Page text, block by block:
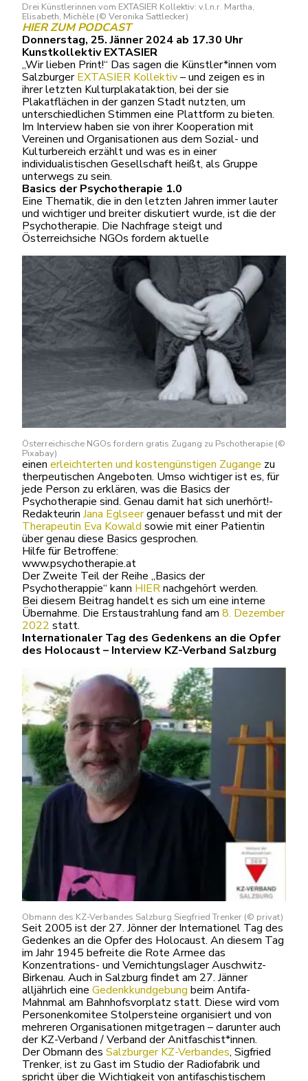
Drei Künstlerinnen vom EXTASIER Kollektiv: v.l.n.r. Martha,
Elisabeth, Michèle (© Veronika Sattlecker)
HIER ZUM PODCAST
Donnerstag, 25. Jänner 2024 ab 17.30 Uhr
Kunstkollektiv EXTASIER
„Wir lieben Print!“ Das sagen die Künstler*innen vom
SalzburgerEXTASIER Kollektiv– und zeigen es in
ihrer letzten Kulturplakataktion, bei der sie
Plakatflächen in der ganzen Stadt nutzten, um
unterschiedlichen Stimmen eine Plattform zu bieten.
Im Interview haben sie von ihrer Kooperation mit
Vereinen und Organisationen aus dem Sozial- und
Kulturbereich erzählt und was es in einer
individualistischen Gesellschaft heißt, als Gruppe
unterwegs zu sein.
Basics der Psychotherapie 1.0
Eine Thematik, die in den letzten Jahren immer lauter
und wichtiger und breiter diskutiert wurde, ist die der
Psychotherapie. Die Nachfrage steigt und
Österreichsiche NGOs fordern aktuelle
Österreichische NGOs fordern gratis Zugang zu Pschotherapie (©
Pixabay)
einen erleichterten und kostengünstigen Zugange zu
therpeutischen Angeboten. Umso wichtiger ist es, für
jede Person zu erklären, was die Basics der
Psychotherapie sind. Genau damit hat sich unerhört!-
Redakteurin Jana Eglseergenauer befasst und mit der
Therapeutin Eva Kowald sowie mit einer Patientin
über genau diese Basics gesprochen.
Hilfe für Betroffene:
www.psychotherapie.at
Der Zweite Teil der Reihe „Basics der
Psychotherappie“ kann HIERnachgehört werden.
Bei diesem Beitrag handelt es sich um eine interne
Übernahme. Die Erstaustrahlung fand am 8. Dezember
2022 statt.
Internationaler Tag des Gedenkens an die Opfer
des Holocaust – Interview KZ-Verband Salzburg
Obmann des KZ-Verbandes Salzburg Siegfried Trenker (© privat)
Seit 2005 ist der 27. Jönner der Internationel Tag des
Gedenkes an die Opfer des Holocaust. An diesem Tag
im Jahr 1945 befreite die Rote Armee das
Konzentrations- und Vernichtungslager Auschwitz-
Birkenau. Auch in Salzburg findet am 27. Jänner
alljährlich eine Gedenkkundgebung beim Antifa-
Mahnmal am Bahnhofsvorplatz statt. Diese wird vom
Personenkomitee Stolpersteine organisiert und von
mehreren Organisationen mitgetragen – darunter auch
der KZ-Verband / Verband der Anitfaschist*innen.
Der Obmann des Salzburger KZ-Verbandes, Sigfried
Trenker, ist zu Gast im Studio der Radiofabrik und
spricht über die Wichtigkeit von antifaschistischem